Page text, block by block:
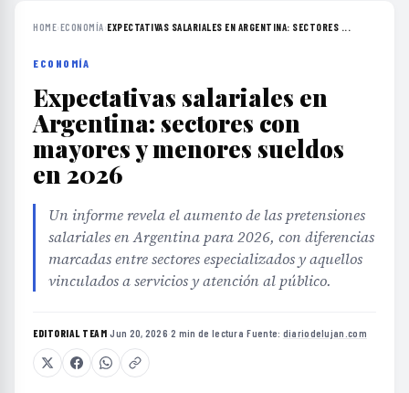
HOME›ECONOMÍA›EXPECTATIVAS SALARIALES EN ARGENTINA: SECTORES ...
ECONOMÍA
Expectativas salariales en
Argentina: sectores con
mayores y menores sueldos
en 2026
Un informe revela el aumento de las pretensiones
salariales en Argentina para 2026, con diferencias
marcadas entre sectores especializados y aquellos
vinculados a servicios y atención al público.
EDITORIAL TEAM·Jun 20, 2026·2 min de lectura·Fuente: diariodelujan.com